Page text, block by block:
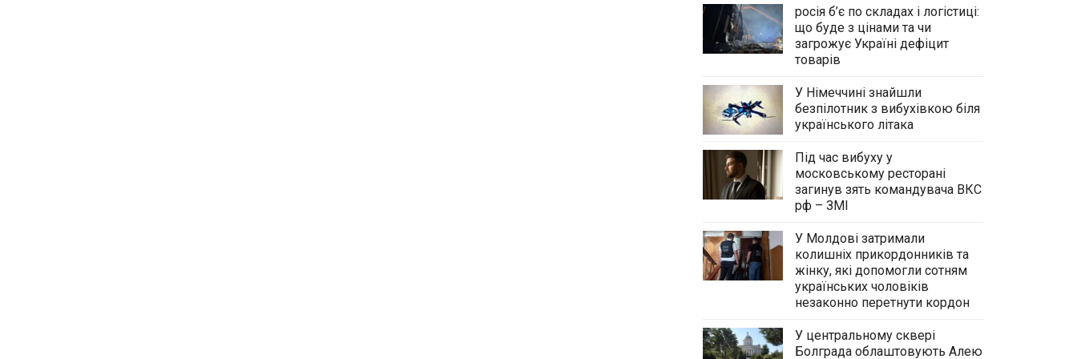
росія б’є по складах і логістиці:
що буде з цінами та чи
загрожує Україні дефіцит
товарів
У Німеччині знайшли
безпілотник з вибухівкою біля
українського літака
Під час вибуху у
московському ресторані
загинув зять командувача ВКС
рф – ЗМІ
У Молдові затримали
колишніх прикордонників та
жінку, які допомогли сотням
українських чоловіків
незаконно перетнути кордон
У центральному сквері
Болграда облаштовують Алею